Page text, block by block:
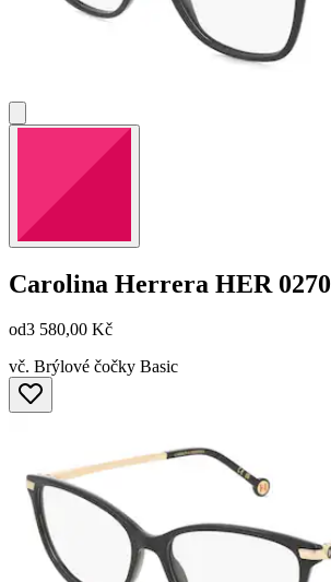
Carolina Herrera HER 0270
od3 580,00 Kč
vč. Brýlové čočky Basic